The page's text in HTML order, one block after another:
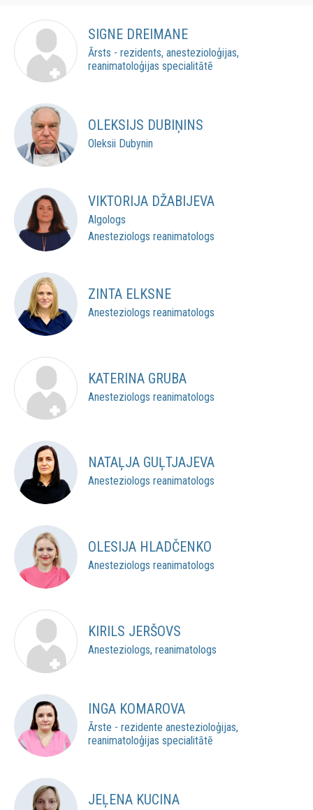
SIGNE DREIMANE
Ārsts - rezidents, anestezioloģijas,
reanimatoloģijas specialitātē
OLEKSIJS DUBIŅINS
Oleksii Dubynin
VIKTORIJA DŽABIJEVA
Algologs
Anesteziologs reanimatologs
ZINTA ELKSNE
Anesteziologs reanimatologs
KATERINA GRUBA
Anesteziologs reanimatologs
NATAĻJA GUĻTJAJEVA
Anesteziologs reanimatologs
OLESIJA HLADČENKO
Anesteziologs reanimatologs
KIRILS JERŠOVS
Anesteziologs, reanimatologs
INGA KOMAROVA
Ārste - rezidente anestezioloģijas,
reanimatoloģijas specialitātē
JEĻENA KUCINA